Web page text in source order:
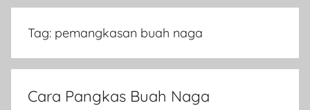
Tag: pemangkasan buah naga
Cara Pangkas Buah Naga